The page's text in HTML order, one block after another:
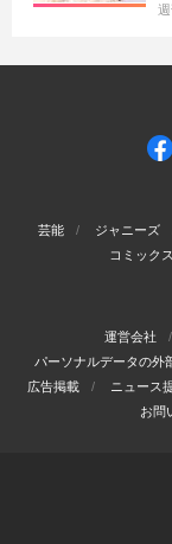
芸能 ジャニーズ
コミックス
運営会社
パーソナルデータの外
広告掲載
ニュース
お問